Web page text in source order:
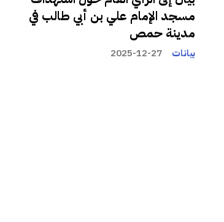
مسجد الإمام علي بن أبي طالب في
مدينة حمص
بيانات 2025-12-27